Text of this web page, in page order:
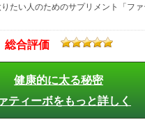
たい人のためのサプリメント「フ
総合評価
健康的に太る秘密
ティーボをもっと詳しく